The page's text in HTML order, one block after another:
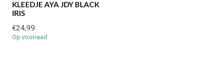
KLEEDJE AYA JDY BLACK
IRIS
€24,99
Op voorraad